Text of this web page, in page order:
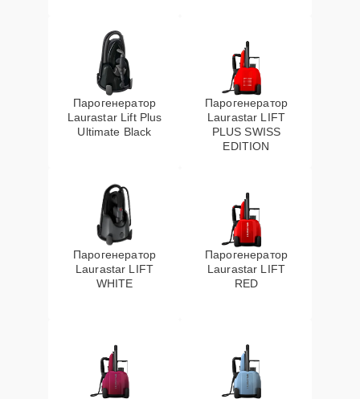
Парогенератор
Laurastar Lift Plus
Ultimate Black
Парогенератор
Laurastar LIFT
PLUS SWISS
EDITION
Парогенератор
Laurastar LIFT
WHITE
Парогенератор
Laurastar LIFT
RED